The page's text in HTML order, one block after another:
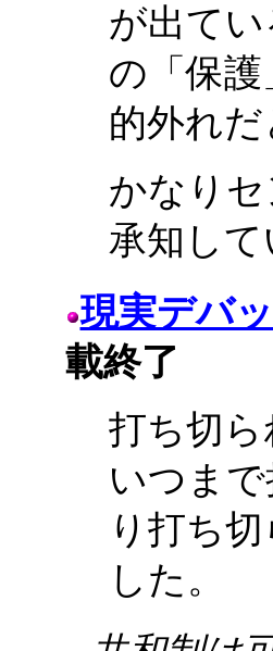
が出て
の「保
的外れ
かなり
承知し
現実デバ
載終了
打ち切
いつま
り打ち
した。